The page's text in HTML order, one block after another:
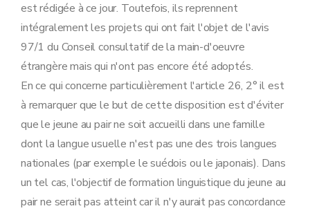
est rédigée à ce jour. Toutefois, ils reprennent
intégralement les projets qui ont fait l'objet de l'avis
97/1 du Conseil consultatif de la main-d'oeuvre
étrangère mais qui n'ont pas encore été adoptés.
En ce qui concerne particulièrement l'article 26, 2° il est
à remarquer que le but de cette disposition est d'éviter
que le jeune au pair ne soit accueilli dans une famille
dont la langue usuelle n'est pas une des trois langues
nationales (par exemple le suédois ou le japonais). Dans
un tel cas, l'objectif de formation linguistique du jeune au
pair ne serait pas atteint car il n'y aurait pas concordance